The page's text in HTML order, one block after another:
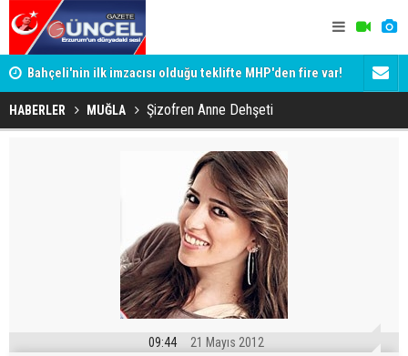
Bahçeli'nin ilk imzacısı olduğu teklifte MHP'den fire var!
İşte imzalamayan o isim
Siyaset-
HABERLER MUĞLA Şizofren Anne Dehşeti
09:44 21 Mayıs 2012